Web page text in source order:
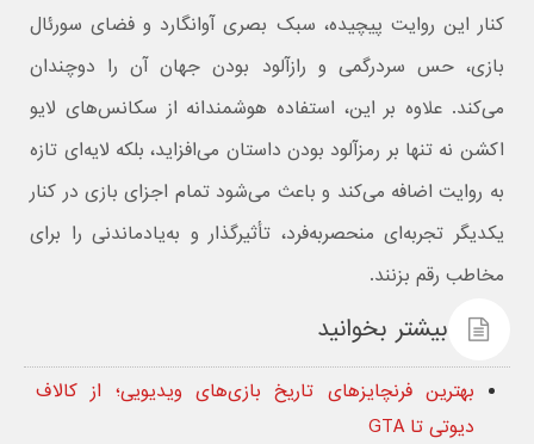
کنار این روایت پیچیده، سبک بصری آوانگارد و فضای سورئال
بازی، حس سردرگمی و رازآلود بودن جهان آن را دوچندان
می‌کند. علاوه بر این، استفاده هوشمندانه از سکانس‌های لایو
اکشن نه‌ تنها بر رمزآلود بودن داستان می‌افزاید، بلکه لایه‌ای تازه
به روایت اضافه می‌کند و باعث می‌شود تمام اجزای بازی در کنار
یکدیگر تجربه‌ای منحصربه‌فرد، تأثیرگذار و به‌یادماندنی را برای
مخاطب رقم بزنند.
بیشتر بخوانید
بهترین فرنچایزهای تاریخ بازی‌های ویدیویی؛ از کالاف
دیوتی تا GTA